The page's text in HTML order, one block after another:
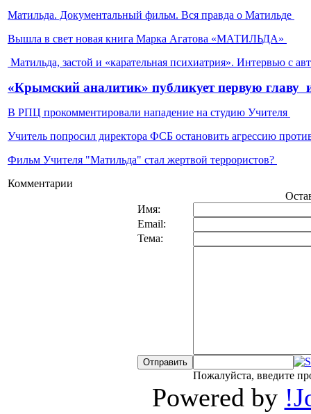
Матильда. Документальный фильм. Вся правда о Матильде
Вышла в свет новая книга Марка Агатова «МАТИЛЬДА»
Матильда, застой и «карательная психиатрия». Интервью с
«Крымский аналитик» публикует первую главу
В РПЦ прокомментировали нападение на студию Учителя
Учитель попросил директора ФСБ остановить агрессию
Фильм Учителя "Матильда" стал жертвой террористов?
Комментарии
Имя:
Email:
Тема:
Пожалуйста, введите
Powered by